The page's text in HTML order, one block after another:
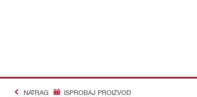
NATRAG ISPROBAJ PROIZVOD